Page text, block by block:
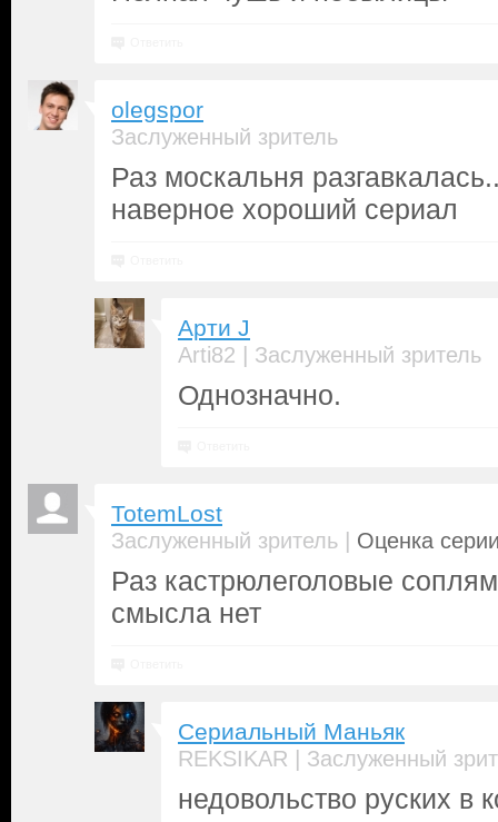
olegspor
Заслуженный зритель
Раз москальня
наверное хороший сериал
Арти J
Arti82 | Заслуженный зритель
Однозначно.
TotemLost
Заслуженный зритель | Оценка
Раз кастрюлеголовые
смысла нет
Сериальный Маньяк
REKSIKAR | Заслуженный
недовольство руских в